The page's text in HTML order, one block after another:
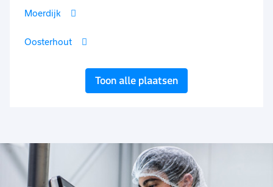
Moerdijk
Oosterhout
Toon alle plaatsen